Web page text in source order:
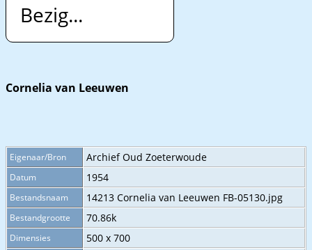
Bezig...
Cornelia van Leeuwen
Eigenaar/Bron Archief Oud Zoeterwoude
Datum 1954
Bestandsnaam 14213 Cornelia van Leeuwen FB-05130.jpg
Bestandgrootte 70.86k
Dimensies 500 x 700